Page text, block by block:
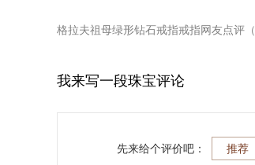
格拉夫祖母绿形钻石戒指戒指网友点评（
我来写一段珠宝评论
先来给个评价吧： 推荐